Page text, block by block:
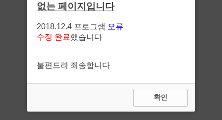
없는 페이지입니다
2018.12.4 프로그램 오류
수정 완료했습니다
불편드려 죄송합니다
확인